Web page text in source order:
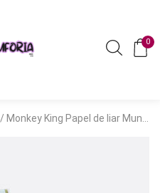
0
/ Monkey King Papel de liar Munchies 1 1/4 Ultrathin (MUB11450)